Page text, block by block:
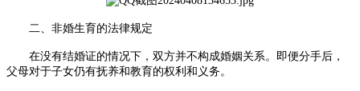
二、非婚生育的法律规定
在没有结婚证的情况下，双方并不构成婚姻关系。即便分手后，
父母对于子女仍有抚养和教育的权利和义务。